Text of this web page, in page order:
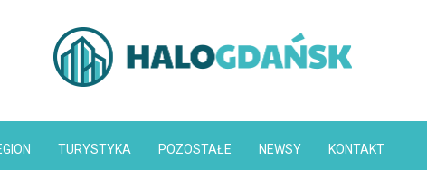
HaloGdańsk.pl
TURYSTYKA POZOSTAŁE NEWSY KONTAKT